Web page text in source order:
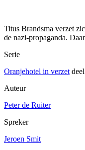
Titus Brandsma verzet
de nazi-propaganda.
Serie
Oranjehotel in verzet
Auteur
Peter de Ruiter
Spreker
Jeroen Smit